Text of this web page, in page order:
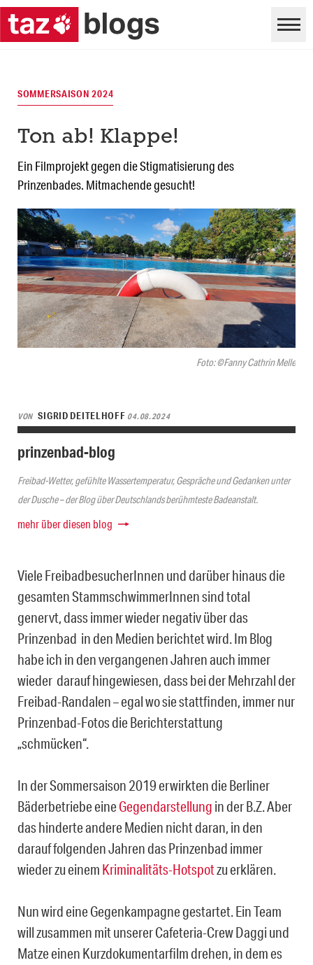
Foto: ©Fanny Cathrin Melle
SOMMERSAISON 2024
Ton ab! Klappe!
Ein Filmprojekt gegen die Stigmatisierung des
Prinzenbades. Mitmachende gesucht!
VON SIGRID DEITELHOFF 04.08.2024
prinzenbad-blog
Freibad-Wetter, gefühlte Wassertemperatur, Gespräche und Gedanken unter
der Dusche – der Blog über Deutschlands berühmteste Badeanstalt.
mehr über diesen blog
Viele FreibadbesucherInnen und darüber hinaus die
gesamten StammschwimmerInnen sind total
genervt, dass immer wieder negativ über das
Prinzenbad in den Medien berichtet wird. Im Blog
habe ich in den vergangenen Jahren auch immer
wieder darauf hingewiesen, dass bei der Mehrzahl der
Freibad-Randalen – egal wo sie stattfinden, immer nur
Prinzenbad-Fotos die Berichterstattung
„schmücken“.
In der Sommersaison 2019 erwirkten die Berliner
Bäderbetriebe eineGegendarstellung in der B.Z. Aber
das hinderte andere Medien nicht daran, in den
darauf folgenden Jahren das Prinzenbad immer
wieder zu einem Kriminalitäts-Hotspotzu erklären.
Nun wird eine Gegenkampagne gestartet. Ein Team
will zusammen mit unserer Cafeteria-Crew Daggi und
Matze einen Kurzdokumentarfilm drehen, in dem es